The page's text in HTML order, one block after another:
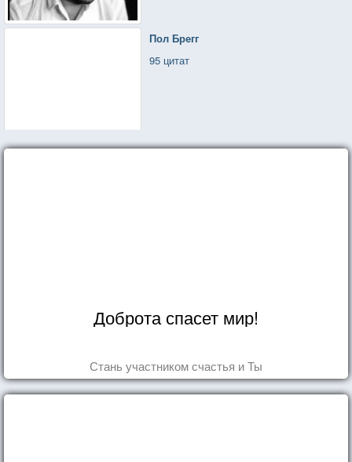
Пол Брегг
95 цитат
Доброта спасет мир!
Стань участником счастья и Ты